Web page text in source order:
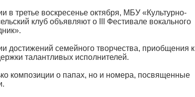
в третье воскресенье октября, МБУ «Культурно-
клуб объявляют о III Фестивале вокального
достижений семейного творчества, приобщения к
талантливых исполнителей.
композиции о папах, но и номера, посвященные